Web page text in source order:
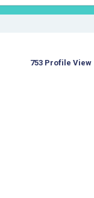
753 Profile View